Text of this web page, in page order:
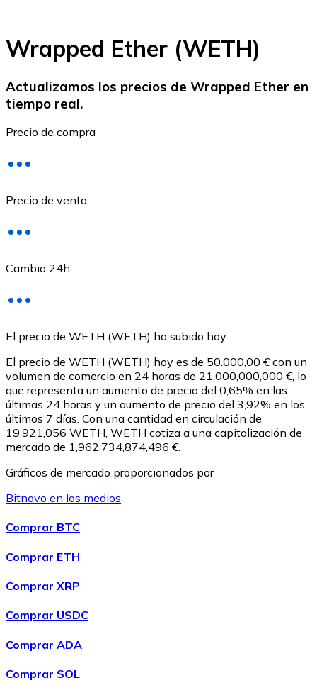
Ethereum
ETH
USDC
Litecoin
Wrapped Ether (WETH)
Actualizamos los precios de Wrapped Ether en
tiempo real.
Precio de compra
Precio de venta
Cambio 24h
El precio de WETH (WETH) ha subido hoy.
El precio de WETH (WETH) hoy es de 50.000,00 € con un
volumen de comercio en 24 horas de 21,000,000,000 €, lo
que representa un aumento de precio del 0,65% en las
últimas 24 horas y un aumento de precio del 3,92% en los
últimos 7 días. Con una cantidad en circulación de
19,921,056 WETH, WETH cotiza a una capitalización de
mercado de 1,962,734,874,496 €.
Gráficos de mercado proporcionados por
Bitnovo en los medios
Comprar BTC
Comprar ETH
Comprar XRP
Comprar USDC
Comprar ADA
Comprar SOL